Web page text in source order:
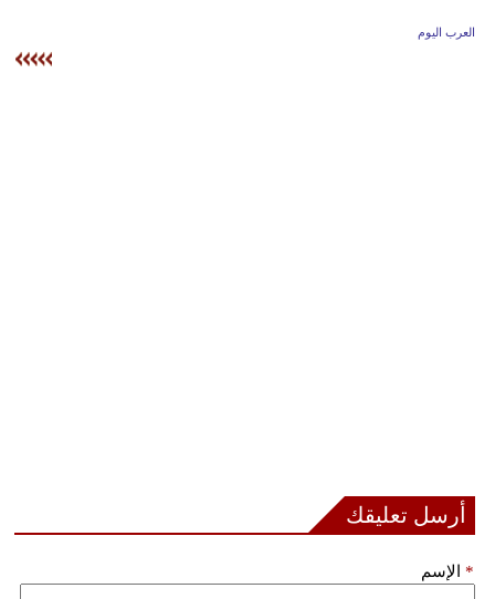
وتكنولوجيا
العرب اليوم
أرسل تعليقك
الإسم *